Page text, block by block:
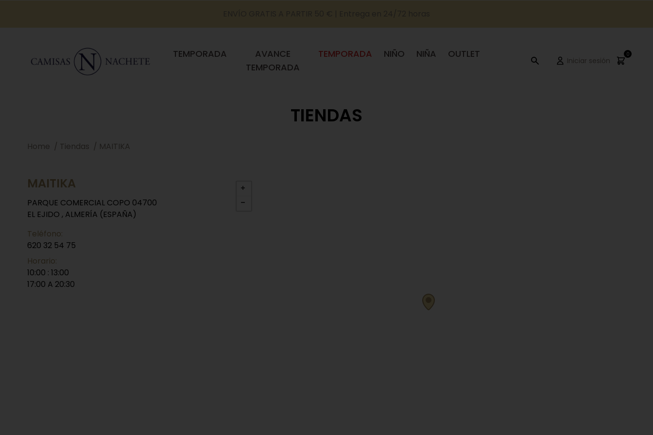
TEMPORADA
AVANCE
TEMPORADA
TEMPORADA NIÑO NIÑA OUTLET
Iniciar sesión
0
TIENDAS
Home Tiendas MAITIKA
MAITIKA
PARQUE COMERCIAL COPO 04700
EL EJIDO , ALMERÍA (ESPAÑA)
Teléfono:
620 32 54 75
Horario:
10:00 : 13:00
17:00 A 20:30